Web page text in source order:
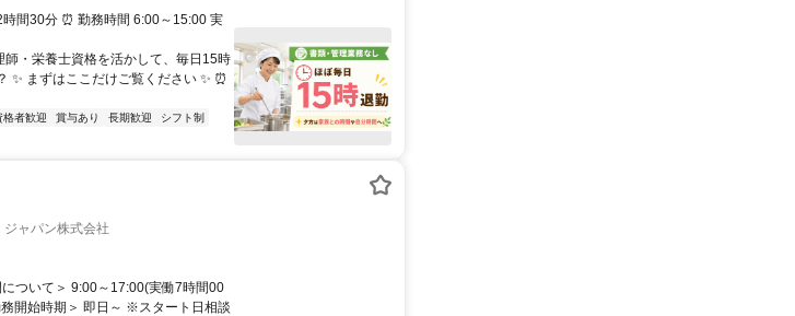
間30分 ⏰ 勤務時間 6:00～15:00 実
・栄養士資格を活かして、毎日15時
✨ まずはここだけご覧ください ✨ ⏰
格者歓迎 賞与あり 長期歓迎
シフト制
ャパン株式会社
ついて＞ 9:00～17:00(実働7時間00
開始時期＞ 即日～ ※スタート日相談